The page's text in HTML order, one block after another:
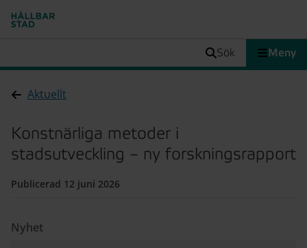
sök Meny
Aktuellt
Konstnärliga metoder i
stadsutveckling – ny forskningsrapport
Publicerad 12 juni 2026
Nyhet